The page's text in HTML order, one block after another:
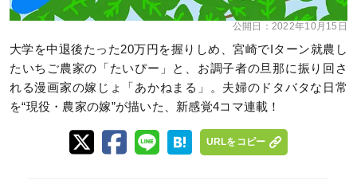
公開日： 2022年10月15日
大学を中退後たった20万円を握りしめ、宮崎でIターン就農し
たいちご農家の「たいぴー」と、お調子者の旦那に振り回さ
れる漫画家の嫁じょ「あかねまる」。夫婦のドタバタな日常
を“現役・農家の嫁”が描いた、新感覚4コマ連載！
URLをコピー